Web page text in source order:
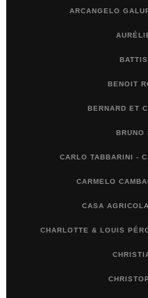
ARCANGELO
BENOIT
BERNARD ET
BRUNO
CARLO TABBARINI -
CARMELO
CASA
CHARLOTTE & LOUIS